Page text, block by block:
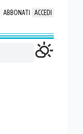
ABBONATI ACCEDI